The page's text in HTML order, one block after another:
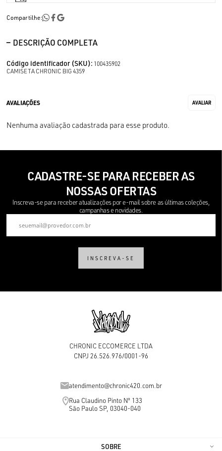
Compartilhe:
DESCRIÇÃO COMPLETA
Código identificador (SKU): 100435902
CAMISETA CHRONIC BIG 4359
Nenhuma avaliação cadastrada para esse produto.
CADASTRE-SE PARA RECEBER AS
NOSSAS OFERTAS
Inscreva-se para receber atualizações por e-mail sobre as últimas coleções,
campanhas e novidades.
INSCREVA-SE
CHRONIC ECCOMERCE LTDA
CNPJ 26.526.976/0001-96
atendimento@chronic420.com.br
Rua Claudino Pinto Nº 133
São Paulo SP, 03040-040
SOBRE